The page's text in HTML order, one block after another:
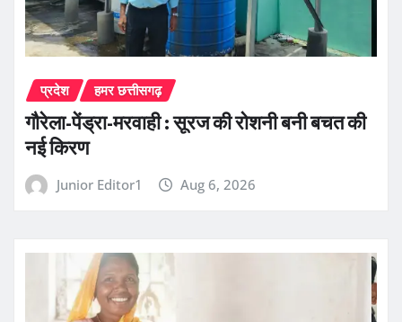
प्रदेश हमर छत्तीसगढ़
गौरेला-पेंड्रा-मरवाही : सूरज की रोशनी बनी बचत की
नई किरण
Junior Editor1 Aug 6, 2026